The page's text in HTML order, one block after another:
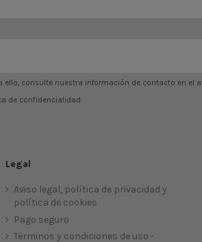
ello, consulte nuestra información de contacto en el
de confidencialidad
Legal
Aviso legal, política de privacidad y
política de cookies
Pago seguro
Términos y condiciones de uso -